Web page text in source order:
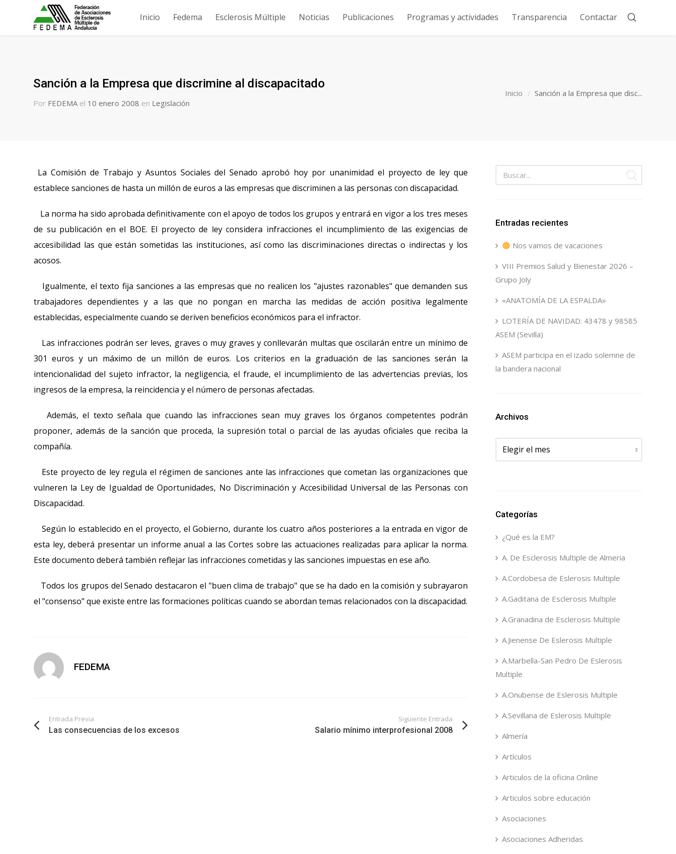
Inicio Fedema Esclerosis Múltiple Noticias Publicaciones Programas y actividades Transparencia Contactar
Sanción a la Empresa que discrimine al discapacitado
Por FEDEMA el 10 enero 2008 en Legislación
Inicio Sanción a la Empresa que disc...
La Comisión de Trabajo y Asuntos Sociales del Senado aprobó hoy por unanimidad el proyecto de ley que
establece sanciones de hasta un millón de euros a las empresas que discriminen a las personas con discapacidad.
La norma ha sido aprobada definitivamente con el apoyo de todos los grupos y entrará en vigor a los tres meses
de su publicación en el BOE. El proyecto de ley considera infracciones el incumplimiento de las exigencias de
accesibilidad las que están sometidas las instituciones, así como las discriminaciones directas o indirectas y los
acosos.
Igualmente, el texto fija sanciones a las empresas que no realicen los "ajustes razonables" que demanden sus
trabajadores dependientes y a las que no pongan en marcha las medidas de acción positiva legalmente
establecidas, especialmente cuando se deriven beneficios económicos para el infractor.
Las infracciones podrán ser leves, graves o muy graves y conllevarán multas que oscilarán entre un mínimo de
301 euros y un máximo de un millón de euros. Los criterios en la graduación de las sanciones serán la
intencionalidad del sujeto infractor, la negligencia, el fraude, el incumplimiento de las advertencias previas, los
ingresos de la empresa, la reincidencia y el número de personas afectadas.
Además, el texto señala que cuando las infracciones sean muy graves los órganos competentes podrán
proponer, además de la sanción que proceda, la supresión total o parcial de las ayudas oficiales que reciba la
compañía.
Este proyecto de ley regula el régimen de sanciones ante las infracciones que cometan las organizaciones que
vulneren la Ley de Igualdad de Oportunidades, No Discriminación y Accesibilidad Universal de las Personas con
Discapacidad.
Según lo establecido en el proyecto, el Gobierno, durante los cuatro años posteriores a la entrada en vigor de
esta ley, deberá presentar un informe anual a las Cortes sobre las actuaciones realizadas para aplicar la norma.
Este documento deberá también reflejar las infracciones cometidas y las sanciones impuestas en ese año.
Todos los grupos del Senado destacaron el "buen clima de trabajo" que se ha dado en la comisión y subrayaron
el "consenso" que existe entre las formaciones políticas cuando se abordan temas relacionados con la discapacidad.
FEDEMA
Entrada Previa
Las consecuencias de los excesos
Siguiente Entrada
Salario mínimo interprofesional 2008
Entradas recientes
Nos vamos de vacaciones
VIII Premios Salud y Bienestar 2026 –
Grupo Joly
«ANATOMÍA DE LA ESPALDA»
LOTERÍA DE NAVIDAD: 43478 y 98585
ASEM (Sevilla)
ASEM participa en el izado solemne de
la bandera nacional
Archivos
Archivos
Categorías
¿Qué es la EM?
A. De Esclerosis Multiple de Almeria
A.Cordobesa de Eslerosis Multiple
A.Gaditana de Esclerosis Multiple
A.Granadina de Esclerosis Multiple
A.Jienense De Eslerosis Multiple
A.Marbella-San Pedro De Eslerosis
Multiple
A.Onubense de Eslerosis Multiple
A.Sevillana de Eslerosis Multiple
Almería
Artículos
Articulos de la oficina Online
Articulos sobre educación
Asociaciones
Asociaciones Adheridas